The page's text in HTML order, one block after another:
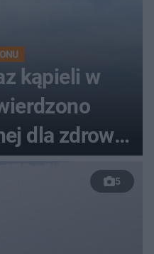
kąpieli w
dla zdrowia
5